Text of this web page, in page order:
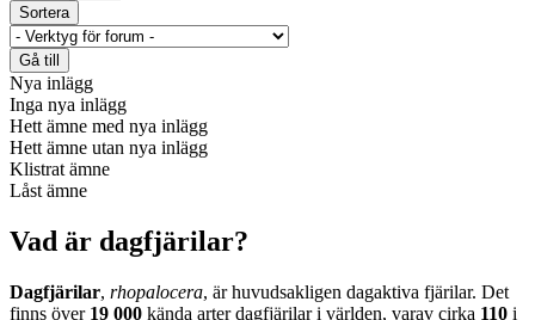
Nya inlägg
Inga nya inlägg
Hett ämne med nya inlägg
Hett ämne utan nya inlägg
Klistrat ämne
Låst ämne
Vad är dagfjärilar?
Dagfjärilar, rhopalocera, är huvudsakligen dagaktiva fjärilar. Det
finns över 19 000 kända arter dagfjärilar i världen, varav cirka 110 i